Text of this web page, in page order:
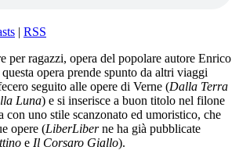
| RSS
per ragazzi, opera del popolare autore Enrico
opera prende spunto da altri viaggi
seguito alle opere di Verne (Dalla Terra
Luna) e si inserisce a buon titolo nel filone
con uno stile scanzonato ed umoristico, che
opere (LiberLiberne ha già pubblicate
e Il Corsaro Giallo).